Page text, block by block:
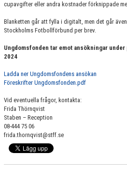
cupavgifter eller andra kostnader förknippade
Blanketten går att fylla i digitalt, men det går
Stockholms Fotbollförbund per brev.
Ungdomsfonden tar emot ansökningar
2024
Ladda ner Ungdomsfondens ansökan
Föreskrifter Ungdomsfonden.pdf
Vid eventuella frågor, kontakta:
Frida Thörnqvist
Staben – Reception
08-444 75 06
frida.thornqvist@stff.se